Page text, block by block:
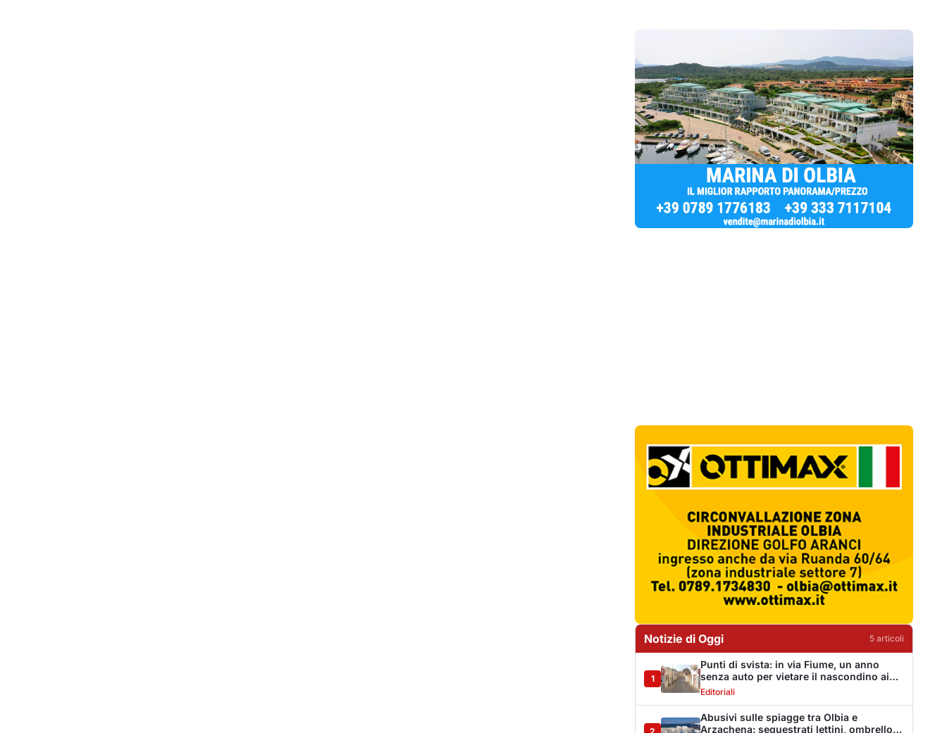
Notizie di Oggi 5articoli
1
Punti di svista: in via Fiume, un anno
senza auto per vietare il nascondino ai
delinquenti
Editoriali
Abusivi sulle spiagge tra Olbia e
Arzachena: sequestrati lettini, ombrelloni